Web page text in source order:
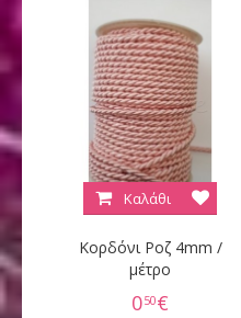
Κορδόνι Ροζ 4mm /
μέτρο
050€
Καλάθι